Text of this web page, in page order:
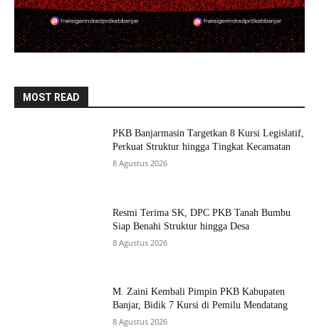
MOST READ
PKB Banjarmasin Targetkan 8 Kursi Legislatif,
Perkuat Struktur hingga Tingkat Kecamatan
8 Agustus 2026
Resmi Terima SK, DPC PKB Tanah Bumbu
Siap Benahi Struktur hingga Desa
8 Agustus 2026
M. Zaini Kembali Pimpin PKB Kabupaten
Banjar, Bidik 7 Kursi di Pemilu Mendatang
8 Agustus 2026